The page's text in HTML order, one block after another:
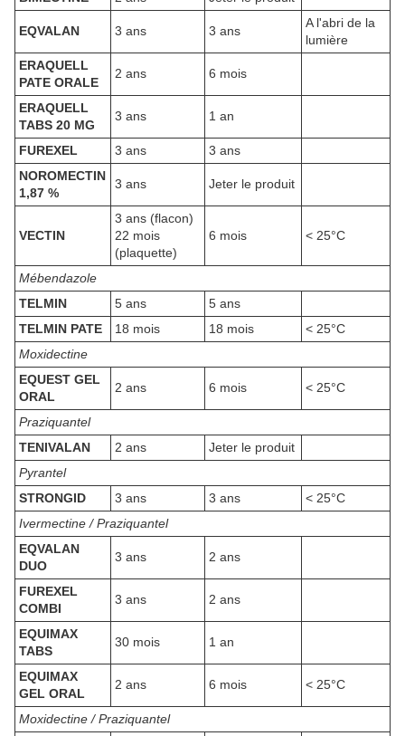
EQVALAN 3 ans 3 ans
A l'abri de la
lumière
ERAQUELL
PATE ORALE
2 ans 6 mois
ERAQUELL
TABS 20 MG
3 ans 1 an
FUREXEL 3 ans
3 ans
NOROMECTIN
1,87 %
3 ans Jeter le produit
VECTIN
3 ans (flacon)
22 mois
(plaquette)
6 mois < 25°C
Mébendazole
TELMIN
5 ans
5 ans
TELMIN PATE
18 mois 18 mois
< 25°C
Moxidectine
EQUEST GEL
ORAL
2 ans 6 mois < 25°C
Praziquantel
TENIVALAN
2 ans
Jeter le produit
Pyrantel
STRONGID
3 ans 3 ans
< 25°C
Ivermectine / Praziquantel
EQVALAN
DUO
3 ans 2 ans
FUREXEL
COMBI
3 ans 2 ans
EQUIMAX
TABS
30 mois 1 an
EQUIMAX
GEL ORAL
2 ans 6 mois < 25°C
Moxidectine / Praziquantel